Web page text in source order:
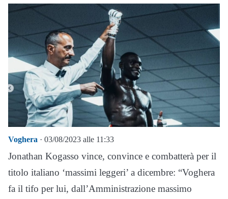
Voghera · 03/08/2023 alle 11:33
Jonathan Kogasso vince, convince e combatterà per il
titolo italiano ‘massimi leggeri’ a dicembre: “Voghera
fa il tifo per lui, dall’Amministrazione massimo